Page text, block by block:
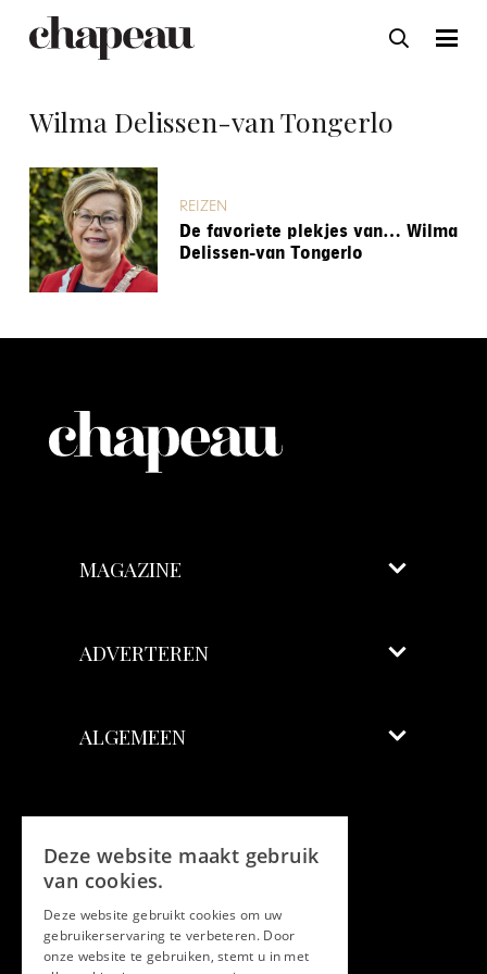
Wilma Delissen-van Tongerlo
REIZEN
De favoriete plekjes van… Wilma
Delissen-van Tongerlo
MAGAZINE
ADVERTEREN
ALGEMEEN
Facebook
Twitter
Deze website maakt gebruik
van cookies.
Deze website gebruikt cookies om uw
gebruikerservaring te verbeteren. Door
onze website te gebruiken, stemt u in met